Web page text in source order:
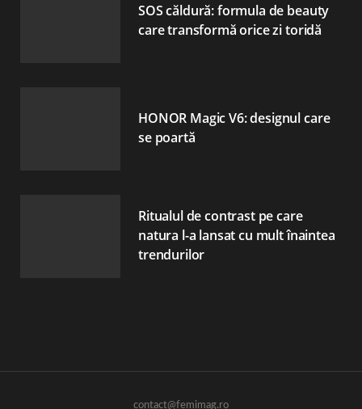
SOS căldură: formula de beauty
care transformă orice zi toridă
HONOR Magic V6: designul care
se poartă
Ritualul de contrast pe care
natura l-a lansat cu mult înaintea
trendurilor
contact@femimag.ro